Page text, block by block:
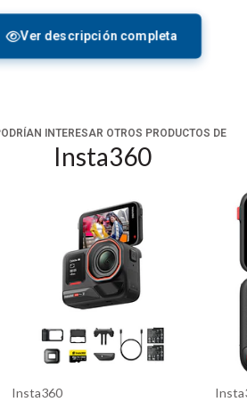
dobles y un poste de
los modelos de bicicletas. El
de su elección.
Ver descripción completa
INTERESAR OTROS PRODUCTOS DE
Insta360
Insta360